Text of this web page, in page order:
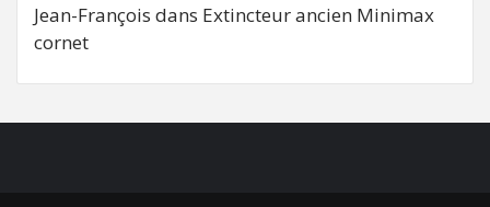
Jean-François dans Extincteur ancien Minimax
cornet